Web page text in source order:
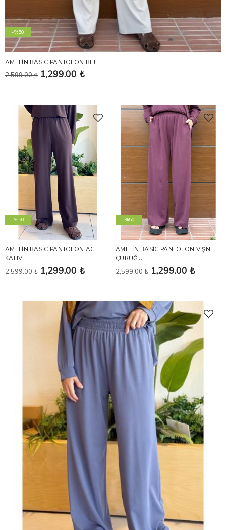
-%50
AMELİN BASİC PANTOLON BEJ
2,599.00 ₺ 1,299.00 ₺
-%50
AMELİN BASİC PANTOLON ACI
KAHVE
2,599.00 ₺ 1,299.00 ₺
-%50
AMELİN BASİC PANTOLON VİŞNE
ÇÜRÜĞÜ
2,599.00 ₺ 1,299.00 ₺